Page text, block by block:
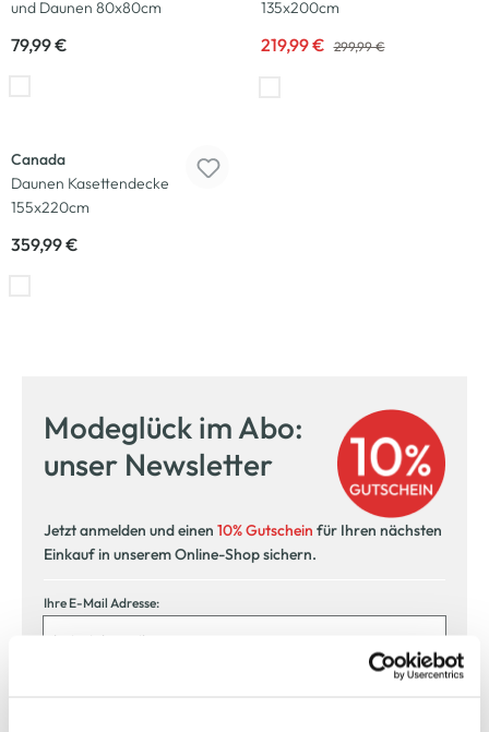
und Daunen 80x80cm
79,99 €
135x200cm
219,99 € 299,99 €
Canada
Daunen Kasettendecke
155x220cm
359,99 €
Modeglück im Abo:
unser Newsletter
Jetzt anmelden und einen 10% Gutschein für Ihren nächsten
Einkauf in unserem Online-Shop sichern.
Ihre E-Mail Adresse: